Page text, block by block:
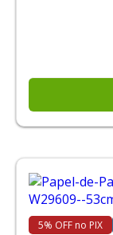
5% OFF no PIX